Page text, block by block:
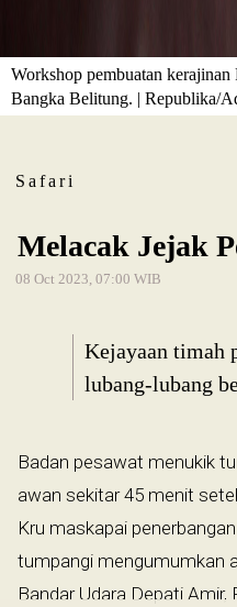
Workshop pembuatan
Bangka Belitung. | Republika/
Safari
Melacak Jejak
08 Oct 2023, 07:00 WIB
Kejayaan timah
lubang-lubang
Badan pesawat menukik
awan sekitar 45 menit
Kru maskapai
tumpangi mengumumkan
Bandar Udara Depati Amir,